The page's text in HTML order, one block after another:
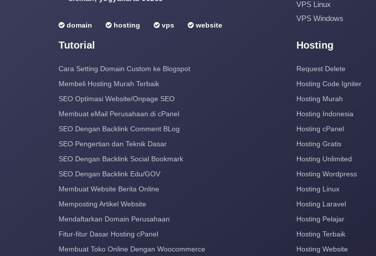
domain hosting vps website
VPS Linux
VPS Windows
Tutorial
Cara Setting Domain Custom ke Blogspot
Membeli Hosting Murah Terbaik
SEO Optimasi Website/Onpage SEO
Membuat eMail Perusahaan di cPanel
SEO Dengan Backlink Comment BLog
SEO Pengertian dan Teknik Dasar
SEO Dengan Backlink Social Bookmark
SEO Dengan Backlink Edu/GOV
Membuat Website Berita Online
Memposting Artikel Website
Mendaftarkan Domain Perusahaan
Fitur-fitur Dasar Hosting cPanel
Membuat Toko Online Dengan Woocommerce
Hosting
Request Delete
Hosting Code Igniter
Hosting Murah
Hosting Indonesia
Hosting cPanel
Hosting Gratis
Hosting Unlimited
Hosting Wordpress
Hosting Linux
Hosting Laravel
Hosting Pelajar
Hosting Terbaik
Hosting Website